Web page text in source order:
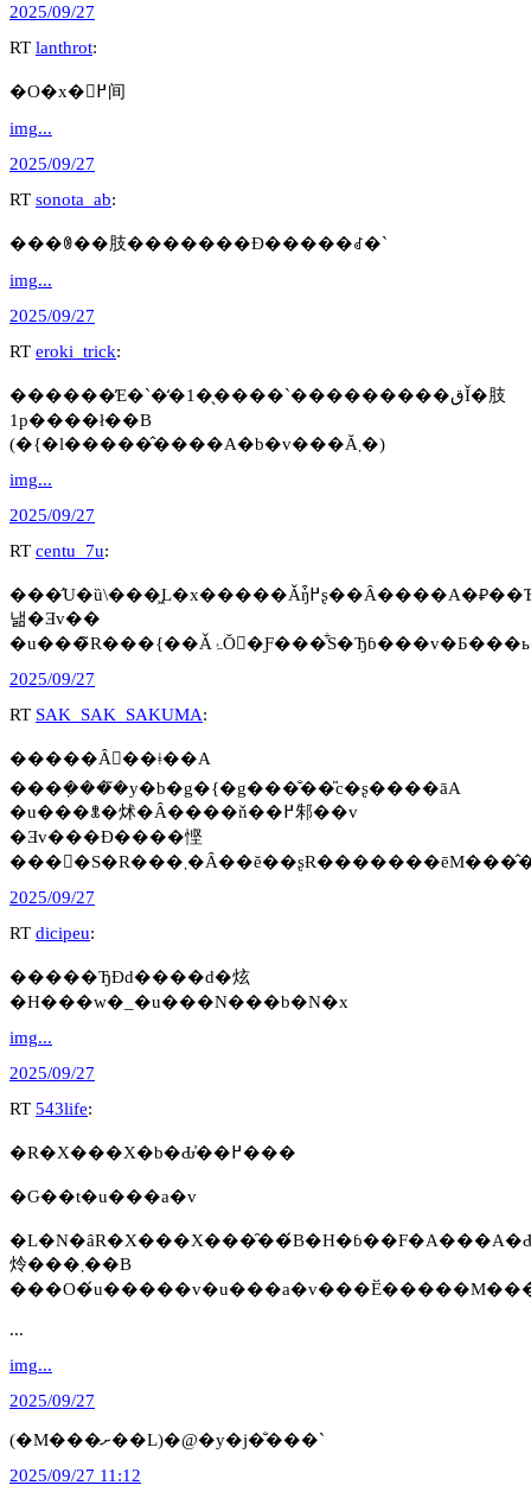
2025/09/27
RT lanthrot:
�O�x�𖄂߂间
img...
2025/09/27
RT sonota_ab:
���ꂳ��肢�������Đ�����ꂽ�`
img...
2025/09/27
RT eroki_trick:
������̓E�`�̒�1�̖����`���������قǏ�肢
1p����ł��B
(�{�l�����̂����A�b�v���Ă܂�)
img...
2025/09/27
RT centu_7u:
���̛U�ȕ\���͖L�x�����Ǎŋ߂͒ʂ��Ȃ����A�₽��Ɓu���v�u�E�v�̕����𕚂���youtube�����g���ǂ��
낾�Ǝv��
2025/09/27
RT SAK_SAK_SAKUMA:
�����Ȃ񂾂��ǂ��A
���݂����̃y�b�g�{�g���̐��̎c�ʂ����āA
�u���ꂭ�炢�Ȃ����ň��߂邾��v
�Ǝv���Đ����悭
2025/09/27
RT dicipeu:
�����ЂƉԁ����d�炫
�H���w�_�u���N���b�N�x
img...
2025/09/27
RT 543life:
�R�X���X�b�Ԃ̓��߂���
�Ԍ��t�u���a�v
炩���܂��B
...
img...
2025/09/27
(�M���ށ��L)�@�y�j�̐���`
2025/09/27 11:12